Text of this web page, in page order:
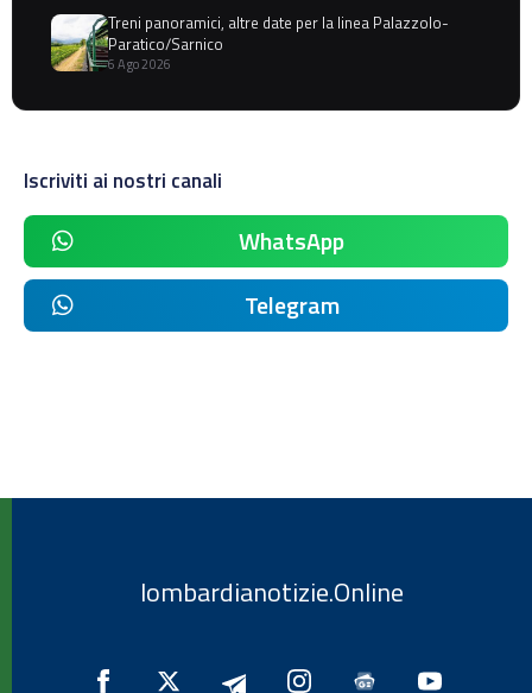
Treni panoramici, altre date per la linea Palazzolo-
Paratico/Sarnico
6 Ago 2026
Iscriviti ai nostri canali
WhatsApp
Telegram
lombardianotizie.Online